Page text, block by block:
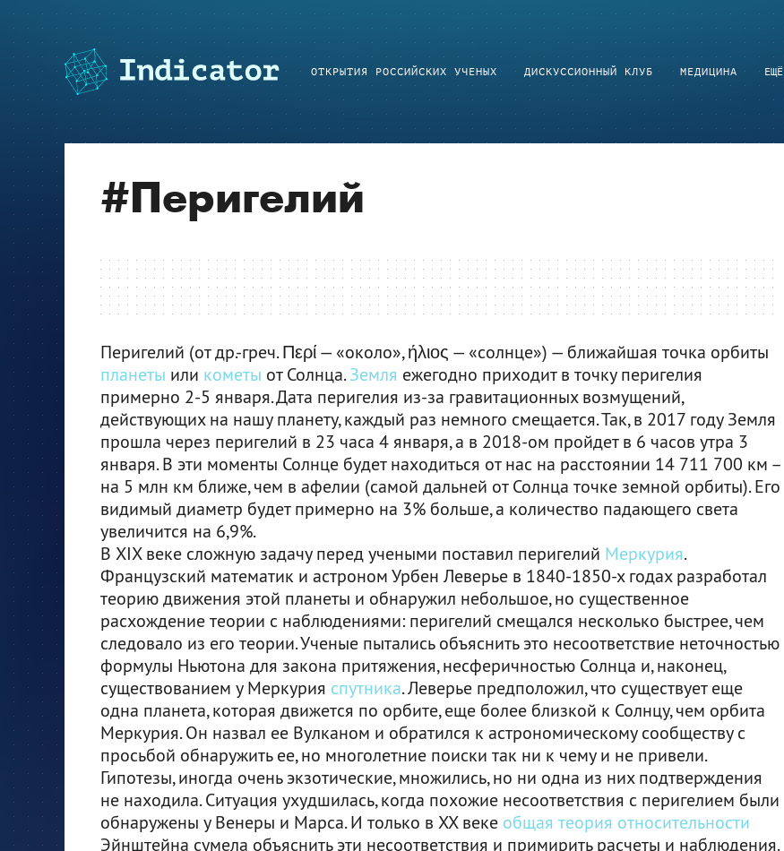
ЕЩЁ
ОТКРЫТИЯ РОССИЙСКИХ УЧЕНЫХ ДИСКУССИОННЫЙ КЛУБ МЕДИЦИНА
#Перигелий
Перигелий (от др.-греч. Περί — «около», ήλιος — «солнце») — ближайшая точка орбиты
планеты или кометы от Солнца.Земля ежегодно приходит в точку перигелия
примерно 2-5 января. Дата перигелия из-за гравитационных возмущений,
действующих на нашу планету, каждый раз немного смещается. Так, в 2017 году Земля
прошла через перигелий в 23 часа 4 января, а в 2018-ом пройдет в 6 часов утра 3
января. В эти моменты Солнце будет находиться от нас на расстоянии 14 711 700 км –
на 5 млн км ближе, чем в афелии (самой дальней от Солнца точке земной орбиты). Его
видимый диаметр будет примерно на 3% больше, а количество падающего света
увеличится на 6,9%.
В XIX веке сложную задачу перед учеными поставил перигелий Меркурия.
Французский математик и астроном Урбен Леверье в 1840-1850-х годах разработал
теорию движения этой планеты и обнаружил небольшое, но существенное
расхождение теории с наблюдениями: перигелий смещался несколько быстрее, чем
следовало из его теории. Ученые пытались объяснить это несоответствие неточностью
формулы Ньютона для закона притяжения, несферичностью Солнца и, наконец,
существованием у Меркурия спутника. Леверье предположил, что существует еще
одна планета, которая движется по орбите, еще более близкой к Солнцу, чем орбита
Меркурия. Он назвал ее Вулканом и обратился к астрономическому сообществу с
просьбой обнаружить ее, но многолетние поиски так ни к чему и не привели.
Гипотезы, иногда очень экзотические, множились, но ни одна из них подтверждения
не находила. Ситуация ухудшилась, когда похожие несоответствия с перигелием были
обнаружены у Венеры и Марса. И только в XX веке общая теория относительности
Эйнштейна сумела объяснить эти несоответствия и примирить расчеты и наблюдения.